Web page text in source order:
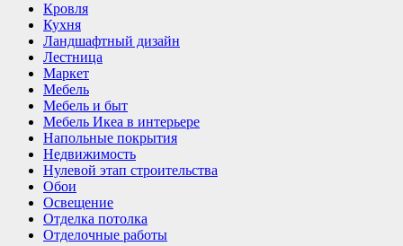
Кровля
Кухня
Ландшафтный дизайн
Лестница
Маркет
Мебель
Мебель и быт
Мебель Икеа в интерьере
Напольные покрытия
Недвижимость
Нулевой этап строительства
Обои
Освещение
Отделка потолка
Отделочные работы